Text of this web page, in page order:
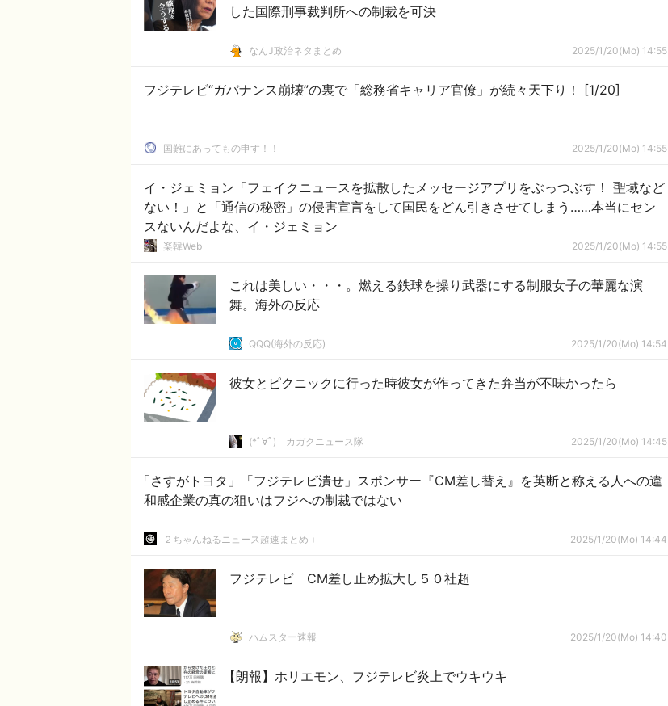
した国際刑事裁判所への制裁を可決
なんJ政治ネタまとめ 2025/1/20(Mo) 14:55
フジテレビ“ガバナンス崩壊”の裏で「総務省キャリア官僚」が続々天下り！ [1/20]
国難にあってもの申す！！ 2025/1/20(Mo) 14:55
イ・ジェミョン「フェイクニュースを拡散したメッセージアプリをぶっつぶす！ 聖域など
ない！」と「通信の秘密」の侵害宣言をして国民をどん引きさせてしまう……本当にセン
スないんだよな、イ・ジェミョン
楽韓Web 2025/1/20(Mo) 14:55
これは美しい・・・。燃える鉄球を操り武器にする制服女子の華麗な演
舞。海外の反応
QQQ(海外の反応) 2025/1/20(Mo) 14:54
彼女とピクニックに行った時彼女が作ってきた弁当が不味かったら
(*ﾟ∀ﾟ)ゞカガクニュース隊 2025/1/20(Mo) 14:45
「さすがトヨタ」「フジテレビ潰せ」スポンサー『CM差し替え』を英断と称える人への違
和感企業の真の狙いはフジへの制裁ではない
２ちゃんねるニュース超速まとめ＋ 2025/1/20(Mo) 14:44
フジテレビ CM差し止め拡大し５０社超
ハムスター速報 2025/1/20(Mo) 14:40
【朗報】ホリエモン、フジテレビ炎上でウキウキ